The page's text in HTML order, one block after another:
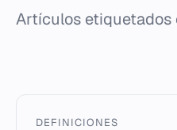
Artículos etiquetados
DEFINICIONES